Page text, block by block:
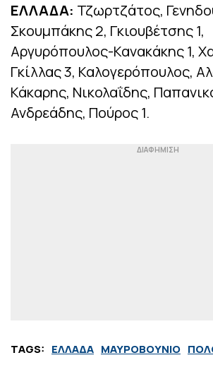
ΕΛΛΑΔΑ: Τζωρτζάτος,
Σκουμπάκης 2, Γκιουβέτσης 1,
Αργυρόπουλος-Κανακάκης 1,
Γκίλλας 3, Καλογερόπουλος,
Κάκαρης, Νικολαΐδης,
Ανδρεάδης, Πούρος 1.
TAGS: ΕΛΛΑΔΑ ΜΑΥΡΟΒΟΥΝΙΟ